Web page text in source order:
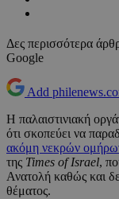
Δες περισσότερα
Google
Add
Η παλαιστινιακή
ότι σκοπεύει να
ακόμη νεκρών
της Times of Israel,
Ανατολή καθώς και
θέματος.